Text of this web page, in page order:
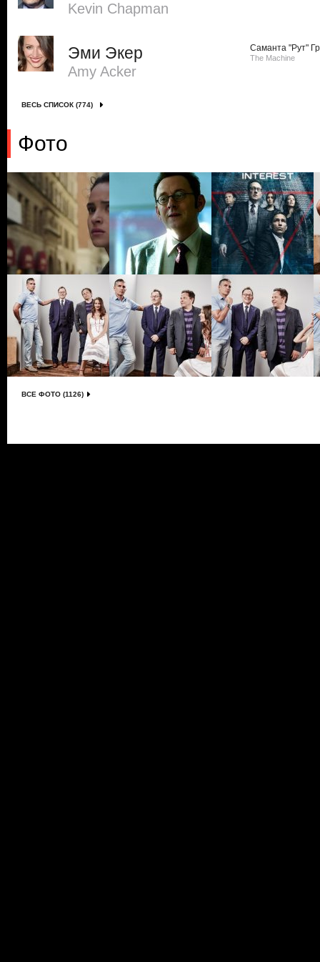
Kevin Chapman
Эми Экер
Amy Acker
Саманта "Рут"
The Machine
ВЕСЬ СПИСОК (774)
Фото
ВСЕ ФОТО (1126)